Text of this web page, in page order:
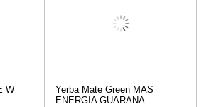
W
Yerba Mate Green MAS
ENERGIA GUARANA